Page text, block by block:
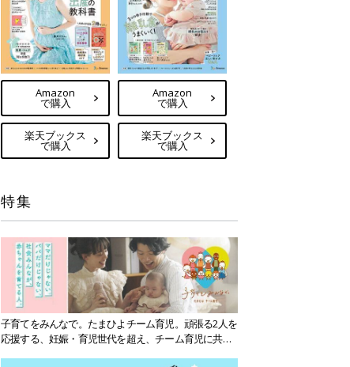
Amazon
で購入
楽天ブックス
で購入
Amazon
で購入
楽天ブックス
で購入
特集
子育てをみんなで。たまひよチーム育児。頑張る2人を
応援する、妊娠・育児世代を超え、チーム育児に共感